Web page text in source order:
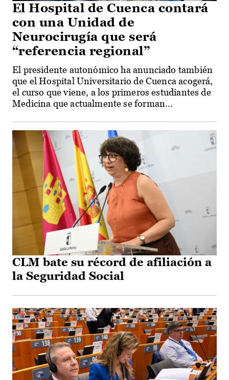
El Hospital de Cuenca contará
con una Unidad de
Neurocirugía que será
“referencia regional”
El presidente autonómico ha anunciado también
que el Hospital Universitario de Cuenca acogerá,
el curso que viene, a los primeros estudiantes de
Medicina que actualmente se forman...
CLM bate su récord de afiliación a
la Seguridad Social